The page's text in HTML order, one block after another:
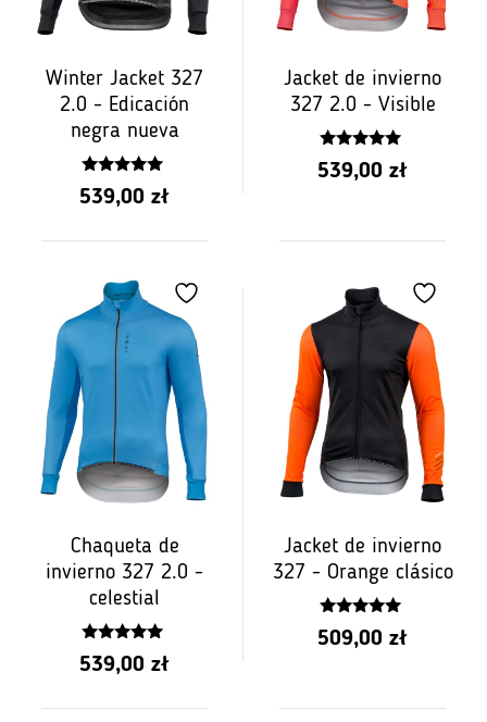
Winter Jacket 327
2.0 - Edicación
negra nueva
5.00
z 5
539,00 zł
Jacket de invierno
327 2.0 - Visible
5.00
z 5
539,00 zł
Chaqueta de
invierno 327 2.0 -
celestial
5.00
z 5
539,00 zł
Jacket de invierno
327 - Orange clásico
5.00
z 5
509,00 zł